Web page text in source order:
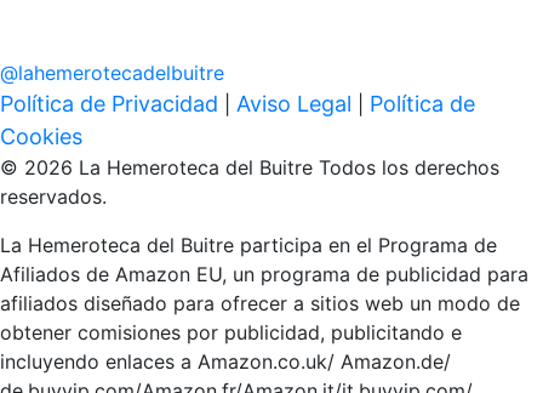
@lahemerotecadelbuitre
Política de Privacidad Aviso Legal
Política de
Cookies
© 2026 La Hemeroteca del Buitre Todos los derechos
reservados.
La Hemeroteca del Buitre participa en el Programa de
Afiliados de Amazon EU, un programa de publicidad para
afiliados diseñado para ofrecer a sitios web un modo de
obtener comisiones por publicidad, publicitando e
incluyendo enlaces a Amazon.co.uk/ Amazon.de/